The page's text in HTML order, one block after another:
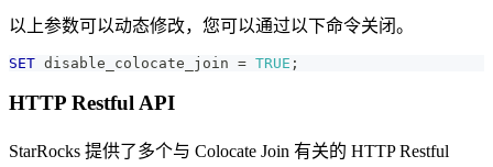
以上参数可以动态修改，您可以通过以下命令关闭。
SET disable_colocate_join = TRUE ;
HTTP Restful API
StarRocks 提供了多个与 Colocate Join 有关的 HTTP Restful